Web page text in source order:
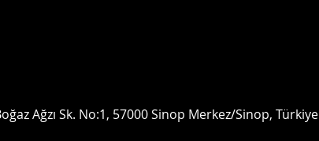
Ağzı Sk. No:1, 57000 Sinop Merkez/Sinop, Türkiye